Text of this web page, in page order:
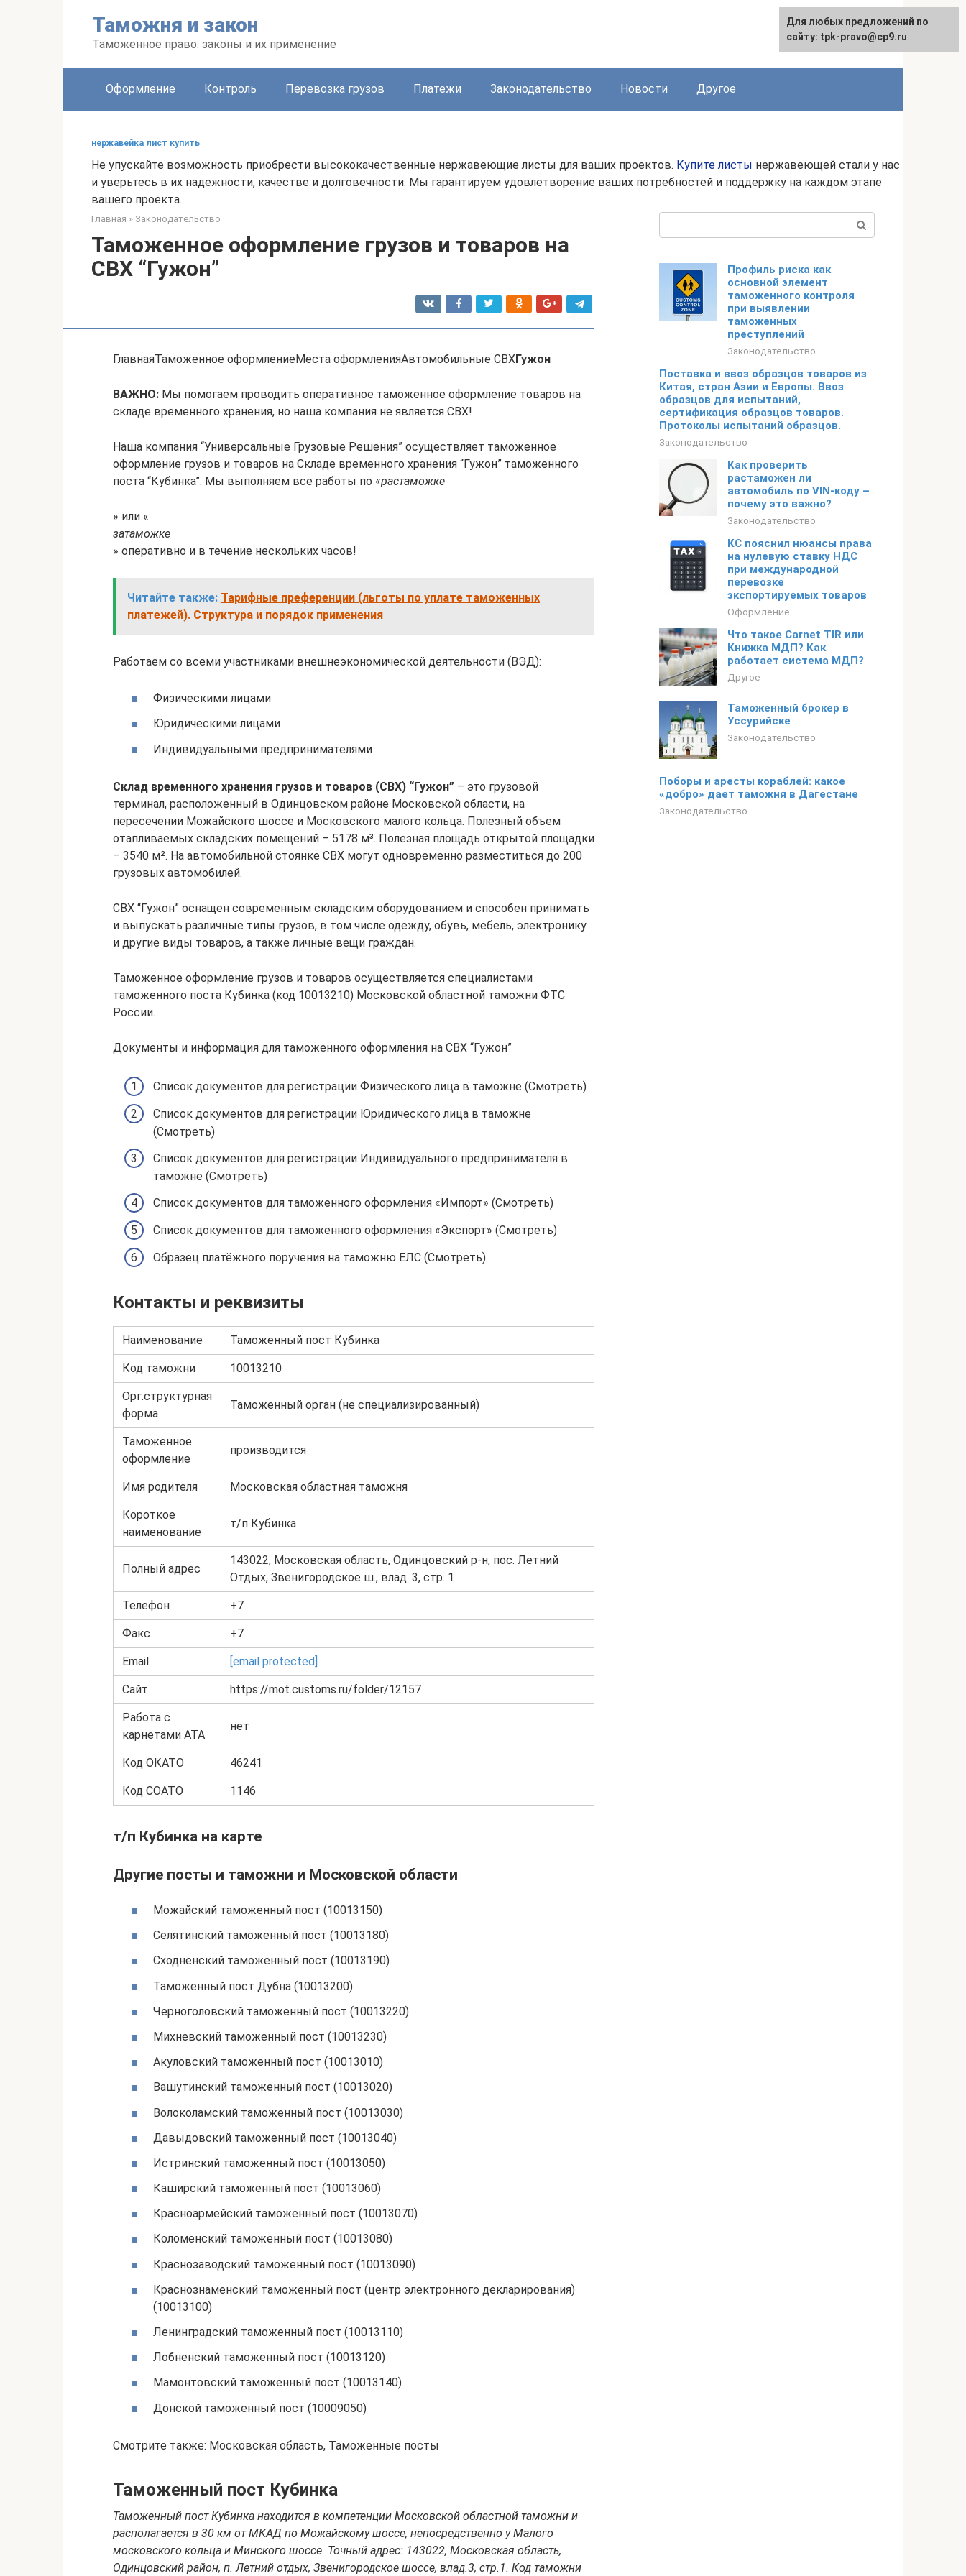
Таможня и закон
Таможенное право: законы и их применение
Оформление Контроль Перевозка грузов Платежи Законодательство Новости Другое
нержавейка лист купить
Не упускайте возможность приобрести высококачественные нержавеющие листы для ваших проектов. Купите листы нержавеющей стали у нас
и уверьтесь в их надежности, качестве и долговечности. Мы гарантируем удовлетворение ваших потребностей и поддержку на каждом этапе
вашего проекта.
Главная » Законодательство
Таможенное оформление грузов и товаров на
СВХ “Гужон”
ГлавнаяТаможенное оформлениеМеста оформленияАвтомобильные СВХГужон
ВАЖНО: Мы помогаем проводить оперативное таможенное оформление товаров на
складе временного хранения, но наша компания не является СВХ!
Наша компания “Универсальные Грузовые Решения” осуществляет таможенное
оформление грузов и товаров на Складе временного хранения “Гужон” таможенного
поста “Кубинка”. Мы выполняем все работы по «растаможке
» или «
затаможке
» оперативно и в течение нескольких часов!
Читайте также: Тарифные преференции (льготы по уплате таможенных
платежей). Структура и порядок применения
Работаем со всеми участниками внешнеэкономической деятельности (ВЭД):
Физическими лицами
Юридическими лицами
Индивидуальными предпринимателями
Склад временного хранения грузов и товаров (СВХ) “Гужон” – это грузовой
терминал, расположенный в Одинцовском районе Московской области, на
пересечении Можайского шоссе и Московского малого кольца. Полезный объем
отапливаемых складских помещений – 5178 м³. Полезная площадь открытой площадки
– 3540 м². На автомобильной стоянке СВХ могут одновременно разместиться до 200
грузовых автомобилей.
СВХ “Гужон” оснащен современным складским оборудованием и способен принимать
и выпускать различные типы грузов, в том числе одежду, обувь, мебель, электронику
и другие виды товаров, а также личные вещи граждан.
Таможенное оформление грузов и товаров осуществляется специалистами
таможенного поста Кубинка (код 10013210) Московской областной таможни ФТС
России.
Документы и информация для таможенного оформления на СВХ “Гужон”
Список документов для регистрации Физического лица в таможне (Смотреть)
Список документов для регистрации Юридического лица в таможне
(Смотреть)
Список документов для регистрации Индивидуального предпринимателя в
таможне (Смотреть)
Список документов для таможенного оформления «Импорт» (Смотреть)
Список документов для таможенного оформления «Экспорт» (Смотреть)
Образец платёжного поручения на таможню ЕЛС (Смотреть)
Контакты и реквизиты
Наименование Таможенный пост Кубинка
Код таможни 10013210
Орг.структурная
форма
Таможенный орган (не специализированный)
Таможенное
оформление
производится
Имя родителя Московская областная таможня
Короткое
наименование
т/п Кубинка
Полный адрес
143022, Московская область, Одинцовский р-н, пос. Летний
Отдых, Звенигородское ш., влад. 3, стр. 1
Телефон +7
Факс +7
Email [email protected]
Сайт https://mot.customs.ru/folder/12157
Работа с
карнетами АТА
нет
Код ОКАТО 46241
Код СОАТО 1146
т/п Кубинка на карте
Другие посты и таможни и Московской области
Можайский таможенный пост (10013150)
Селятинский таможенный пост (10013180)
Сходненский таможенный пост (10013190)
Таможенный пост Дубна (10013200)
Черноголовский таможенный пост (10013220)
Михневский таможенный пост (10013230)
Акуловский таможенный пост (10013010)
Вашутинский таможенный пост (10013020)
Волоколамский таможенный пост (10013030)
Давыдовский таможенный пост (10013040)
Истринский таможенный пост (10013050)
Каширский таможенный пост (10013060)
Красноармейский таможенный пост (10013070)
Коломенский таможенный пост (10013080)
Краснозаводский таможенный пост (10013090)
Краснознаменский таможенный пост (центр электронного декларирования)
(10013100)
Ленинградский таможенный пост (10013110)
Лобненский таможенный пост (10013120)
Мамонтовский таможенный пост (10013140)
Донской таможенный пост (10009050)
Смотрите также: Московская область, Таможенные посты
Таможенный пост Кубинка
Таможенный пост Кубинка находится в компетенции Московской областной таможни и
располагается в 30 км от МКАД по Можайскому шоссе, непосредственно у Малого
московского кольца и Минского шоссе. Точный адрес: 143022, Московская область,
Одинцовский район, п. Летний отдых, Звенигородское шоссе, влад.3, стр.1. Код таможни
Профиль риска как
основной элемент
таможенного контроля
при выявлении
таможенных
преступлений
Законодательство
Поставка и ввоз образцов товаров из
Китая, стран Азии и Европы. Ввоз
образцов для испытаний,
сертификация образцов товаров.
Протоколы испытаний образцов.
Законодательство
Как проверить
растаможен ли
автомобиль по VIN-коду –
почему это важно?
Законодательство
КС пояснил нюансы права
на нулевую ставку НДС
при международной
перевозке
экспортируемых товаров
Оформление
Что такое Carnet TIR или
Книжка МДП? Как
работает система МДП?
Другое
Таможенный брокер в
Уссурийске
Законодательство
Поборы и аресты кораблей: какое
«добро» дает таможня в Дагестане
Законодательство
Для любых предложений по
сайту: tpk-pravo@cp9.ru